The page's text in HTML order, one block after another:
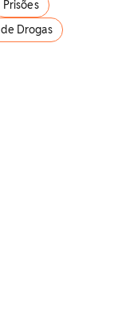
Prisões
Drogas